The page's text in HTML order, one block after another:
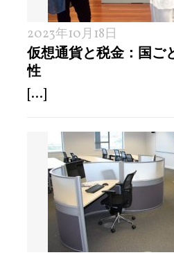
2023年10月18日
仮想通貨と税金：国ご
性
[...]